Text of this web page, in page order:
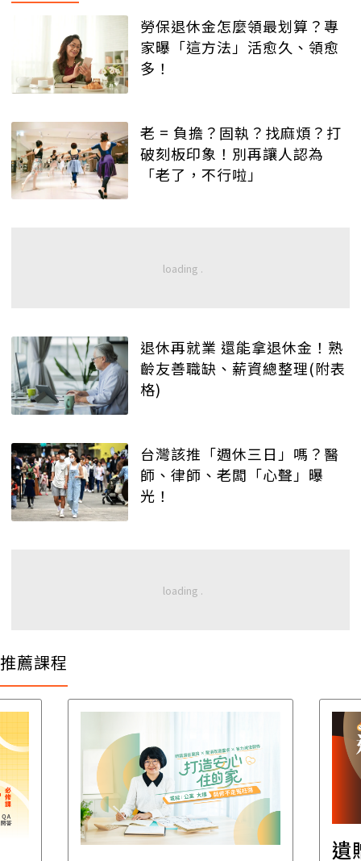
勞保退休金怎麼領最划算？專
家曝「這方法」活愈久、領愈
多！
老 = 負擔？固執？找麻煩？打
破刻板印象！別再讓人認為
「老了，不行啦」
退休再就業 還能拿退休金！熟
齡友善職缺、薪資總整理(附表
格)
台灣該推「週休三日」嗎？醫
師、律師、老闆「心聲」曝
光！
推薦課程
遺